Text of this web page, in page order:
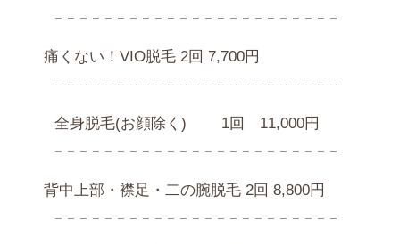
𓐄 𓐄 𓐄 𓐄 𓐄 𓐄 𓐄 𓐄 𓐄 𓐄 𓐄 𓐄 𓐄 𓐄 𓐄 𓐄 𓐄 𓐄 𓐄 𓐄 𓐄 𓐄 𓐄
痛くない！VIO脱毛 2回 7,700円
𓐄 𓐄 𓐄 𓐄 𓐄 𓐄 𓐄 𓐄 𓐄 𓐄 𓐄 𓐄 𓐄 𓐄 𓐄 𓐄 𓐄 𓐄 𓐄 𓐄 𓐄 𓐄 𓐄
全身脱毛(お顔除く) 1回 11,000円
𓐄 𓐄 𓐄 𓐄 𓐄 𓐄 𓐄 𓐄 𓐄 𓐄 𓐄 𓐄 𓐄 𓐄 𓐄 𓐄 𓐄 𓐄 𓐄 𓐄 𓐄 𓐄 𓐄
背中上部・襟足・二の腕脱毛 2回 8,800円
𓐄 𓐄 𓐄 𓐄 𓐄 𓐄 𓐄 𓐄 𓐄 𓐄 𓐄 𓐄 𓐄 𓐄 𓐄 𓐄 𓐄 𓐄 𓐄 𓐄 𓐄 𓐄 𓐄